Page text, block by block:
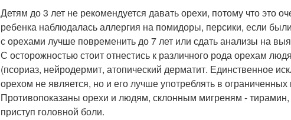
Детям до 3 лет не рекомендуется давать орехи, потому что это
ребенка наблюдалась аллергия на помидоры, персики, если
с орехами лучше повременить до 7 лет или сдать анализы на
С осторожностью стоит отнестись к различного рода орехам
(псориаз, нейродермит, атопический дерматит. Единственное
орехом не является, но и его лучше употреблять в ограниченных
Противопоказаны орехи и людям, склонным мигреням -
приступ головной боли.